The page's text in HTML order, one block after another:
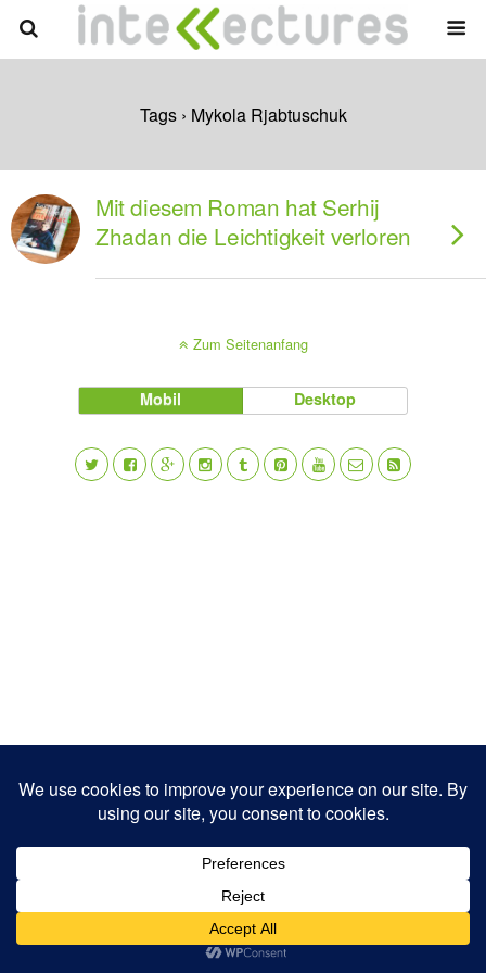
Tags › Mykola Rjabtuschuk
Mit diesem Roman hat Serhij
Zhadan die Leichtigkeit verloren
Zum Seitenanfang
Mobil Desktop